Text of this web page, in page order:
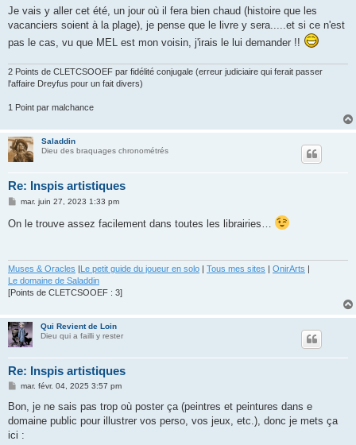
Je vais y aller cet été, un jour où il fera bien chaud (histoire que les
vacanciers soient à la plage), je pense que le livre y sera.....et si ce n'est
pas le cas, vu que MEL est mon voisin, j'irais le lui demander !!
2 Points de CLETCSOOEF par fidélité conjugale (erreur judiciaire qui ferait passer
l'affaire Dreyfus pour un fait divers)
1 Point par malchance
Saladdin
Dieu des braquages chronométrés
Re: Inspis artistiques
M
s
mar. juin 27, 2023 1:33 pm
On le trouve assez facilement dans toutes les librairies…
Muses & Oracles |Le petit guide du joueur en solo | Tous mes sites | OnirArts |
Le domaine de Saladdin
[Points de CLETCSOOEF : 3]
Qui Revient de Loin
Dieu qui a failli y rester
Re: Inspis artistiques
M
s
a
g
mar. févr. 04, 2025 3:57 pm
Bon, je ne sais pas trop où poster ça (peintres et peintures dans e
domaine public pour illustrer vos perso, vos jeux, etc.), donc je mets ça
ici :